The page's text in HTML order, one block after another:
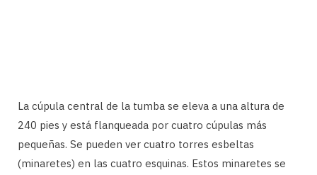
La cúpula central de la tumba se eleva a una altura de
240 pies y está flanqueada por cuatro cúpulas más
pequeñas. Se pueden ver cuatro torres esbeltas
(minaretes) en las cuatro esquinas. Estos minaretes se